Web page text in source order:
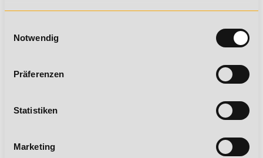
Notwendig
Präferenzen
Statistiken
Marketing
ABLAUF UND INHALTE IM DETAIL
VORTEILE DES EU AI ACT (ART. 4)
DEIN ZERTIFIKAT
Du erwirbst eine hochwertige Qualifikation, die dir viele
Türen öffnen kann: